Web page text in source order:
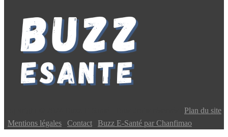
Plan du site
Mentions légales Contact Buzz E-Santé par Chanfimao